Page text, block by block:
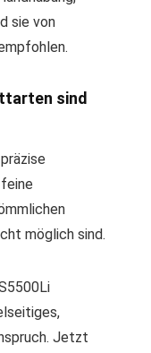
sie von
sind
möglich sind.
Jetzt